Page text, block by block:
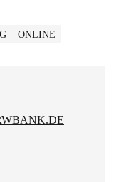
ONLINE